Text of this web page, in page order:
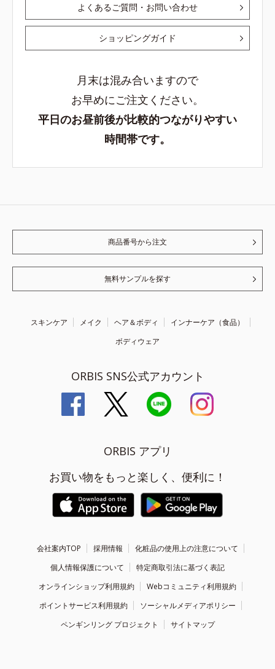
よくあるご質問・お問い合わせ
ショッピングガイド
月末は混み合いますので
お早めにご注文ください。
平日のお昼前後が比較的つながりやすい
時間帯です。
商品番号から注文
無料サンプルを探す
スキンケア メイク ヘア＆ボディ
インナーケア（食品）
ボディウェア
ORBIS SNS公式アカウント
ORBIS アプリ
お買い物をもっと楽しく、便利に！
会社案内TOP 採用情報
化粧品の使用上の注意について
個人情報保護について
特定商取引法に基づく表記
オンラインショップ利用規約
Webコミュニティ利用規約
ポイントサービス利用規約
ソーシャルメディアポリシー
ペンギンリング プロジェクト
サイトマップ